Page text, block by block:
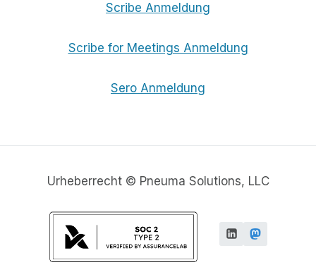
Scribe Anmeldung
Scribe for Meetings Anmeldung
Sero Anmeldung
Urheberrecht © Pneuma Solutions, LLC